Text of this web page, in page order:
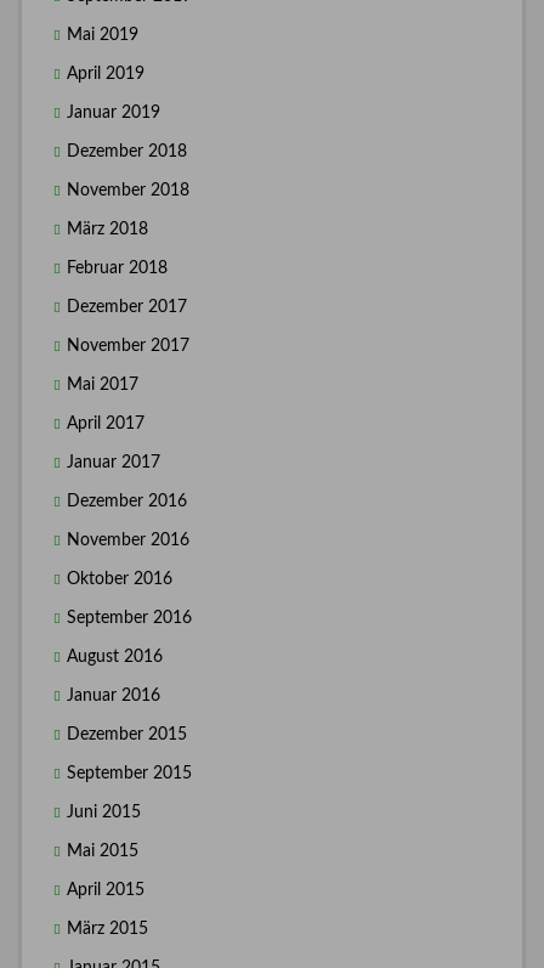
Mai 2019
April 2019
Januar 2019
Dezember 2018
November 2018
März 2018
Februar 2018
Dezember 2017
November 2017
Mai 2017
April 2017
Januar 2017
Dezember 2016
November 2016
Oktober 2016
September 2016
August 2016
Januar 2016
Dezember 2015
September 2015
Juni 2015
Mai 2015
April 2015
März 2015